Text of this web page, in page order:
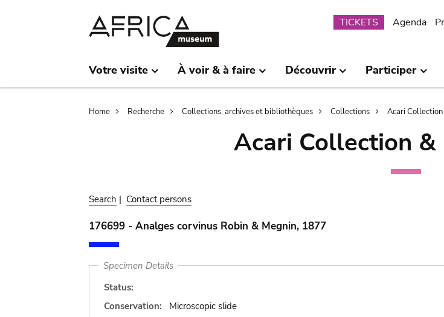
Submenu
TICKETS Agenda
Votre visite À voir & à faire Découvrir Participer
Breadcrumb
Home Recherche Collections, archives et bibliothèques Collections Acari
Acari Collection &
Search | Contact persons
176699 - Analges corvinus Robin & Megnin, 1877
Specimen Details
Status:
Conservation:
Microscopic slide